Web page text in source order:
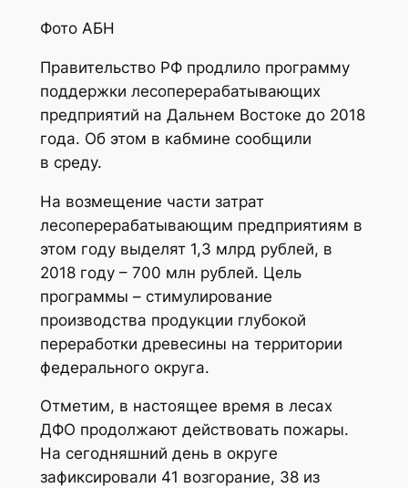
Фото АБН
Правительство РФ продлило программу
поддержки лесоперерабатывающих
предприятий на Дальнем Востоке до 2018
года. Об этом в кабмине сообщили
в среду.
На возмещение части затрат
лесоперерабатывающим предприятиям в
этом году выделят 1,3 млрд рублей, в
2018 году – 700 млн рублей. Цель
программы – стимулирование
производства продукции глубокой
переработки древесины на территории
федерального округа.
Отметим, в настоящее время в лесах
ДФО продолжают действовать пожары.
На сегодняшний день в округе
зафиксировали 41 возгорание, 38 из